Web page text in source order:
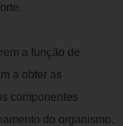
a função de
a obter as
componentes
do organismo.